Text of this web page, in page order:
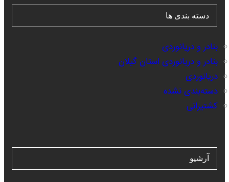
دسته بندی ها
بنادر و دریانوردی
بنادر و دریانوردی استان گیلان
دریانوردی
دسته‌بندی نشده
کشتیرانی
آرشیو